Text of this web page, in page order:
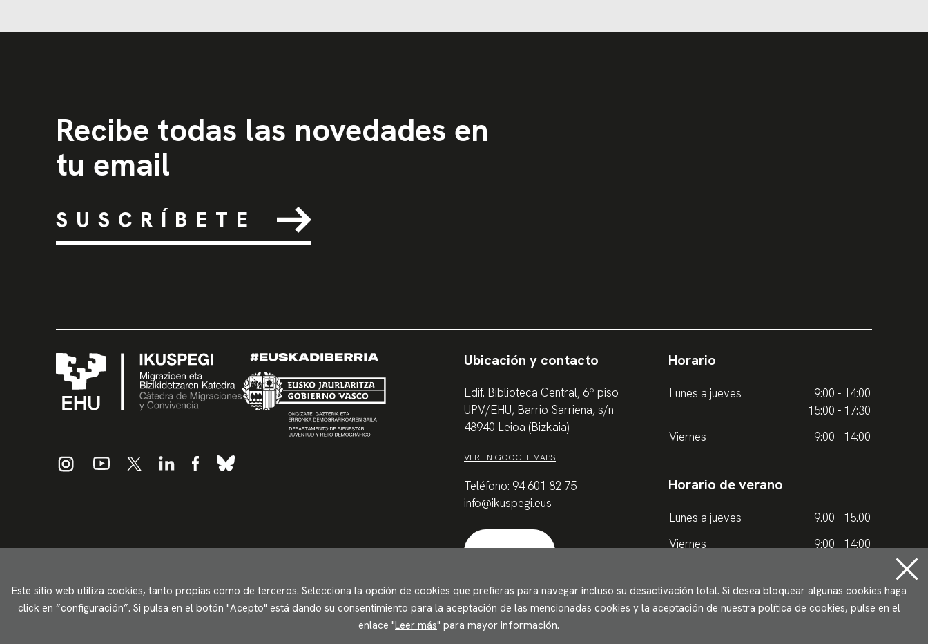
Recibe todas las novedades en
tu email
SUSCRÍBETE
Ubicación y contacto
Edif. Biblioteca Central, 6º piso
UPV/EHU, Barrio Sarriena, s/n
48940 Leioa (Bizkaia)
VER EN GOOGLE MAPS
Teléfono: 94 601 82 75
info@ikuspegi.eus
Contactar
Horario
Lunes a jueves
9:00 - 14:00
15:00 - 17:30
Viernes
9:00 - 14:00
Horario de verano
Lunes a jueves
9.00 - 15.00
Viernes
9:00 - 14:00
Este sitio web utiliza cookies, tanto propias como de terceros. Selecciona la opción de cookies que prefieras para navegar incluso su desactivación total. Si desea bloquear algunas cookies haga
click en “configuración”. Si pulsa en el botón "Acepto" está dando su consentimiento para la aceptación de las mencionadas cookies y la aceptación de nuestra política de cookies, pulse en el
enlace "Leer más" para mayor información.